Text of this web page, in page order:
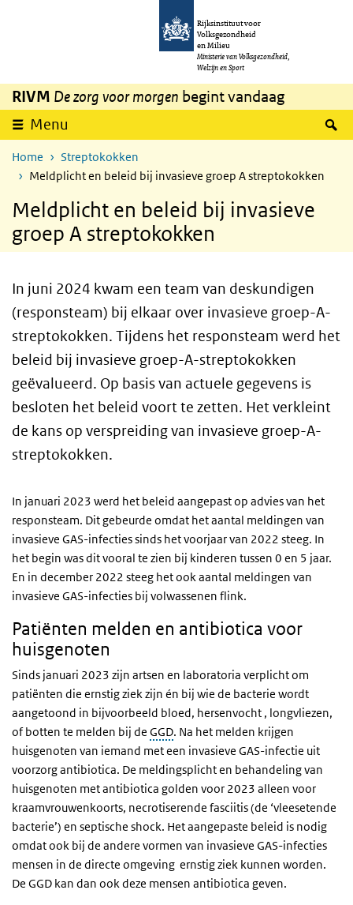
Overslaan en naar de inhoud gaan
Rijksinstituut voor
Volksgezondheid
en Milieu
Ministerie van Volksgezondheid,
Welzijn en Sport
RIVM De zorg voor morgen begint vandaag
Menu
Home
Streptokokken
Meldplicht en beleid bij invasieve groep A streptokokken
Meldplicht en beleid bij invasieve
groep A streptokokken
In juni 2024 kwam een team van deskundigen
(responsteam) bij elkaar over invasieve groep-A-
streptokokken. Tijdens het responsteam werd het
beleid bij invasieve groep-A-streptokokken
geëvalueerd. Op basis van actuele gegevens is
besloten het beleid voort te zetten. Het verkleint
de kans op verspreiding van invasieve groep-A-
streptokokken.
In januari 2023 werd het beleid aangepast op advies van het
responsteam. Dit gebeurde omdat het aantal meldingen van
invasieve GAS-infecties sinds het voorjaar van 2022 steeg. In
het begin was dit vooral te zien bij kinderen tussen 0 en 5 jaar.
En in december 2022 steeg het ook aantal meldingen van
invasieve GAS-infecties bij volwassenen flink.
Patiënten melden en antibiotica voor
huisgenoten
Sinds januari 2023 zijn artsen en laboratoria verplicht om
patiënten die ernstig ziek zijn én bij wie de bacterie wordt
aangetoond in bijvoorbeeld bloed, hersenvocht , longvliezen,
of botten te melden bij de GGD. Na het melden krijgen
huisgenoten van iemand met een invasieve GAS-infectie uit
voorzorg antibiotica. De meldingsplicht en behandeling van
huisgenoten met antibiotica golden voor 2023 alleen voor
kraamvrouwenkoorts, necrotiserende fasciitis (de ‘vleesetende
bacterie’) en septische shock. Het aangepaste beleid is nodig
omdat ook bij de andere vormen van invasieve GAS-infecties
mensen in de directe omgeving ernstig ziek kunnen worden.
De GGD kan dan ook deze mensen antibiotica geven.